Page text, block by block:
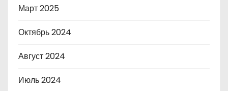
Март 2025
Октябрь 2024
Август 2024
Июль 2024